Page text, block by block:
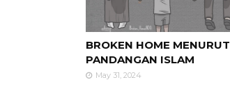
BROKEN HOME MENURUT
PANDANGAN ISLAM
May 31, 2024